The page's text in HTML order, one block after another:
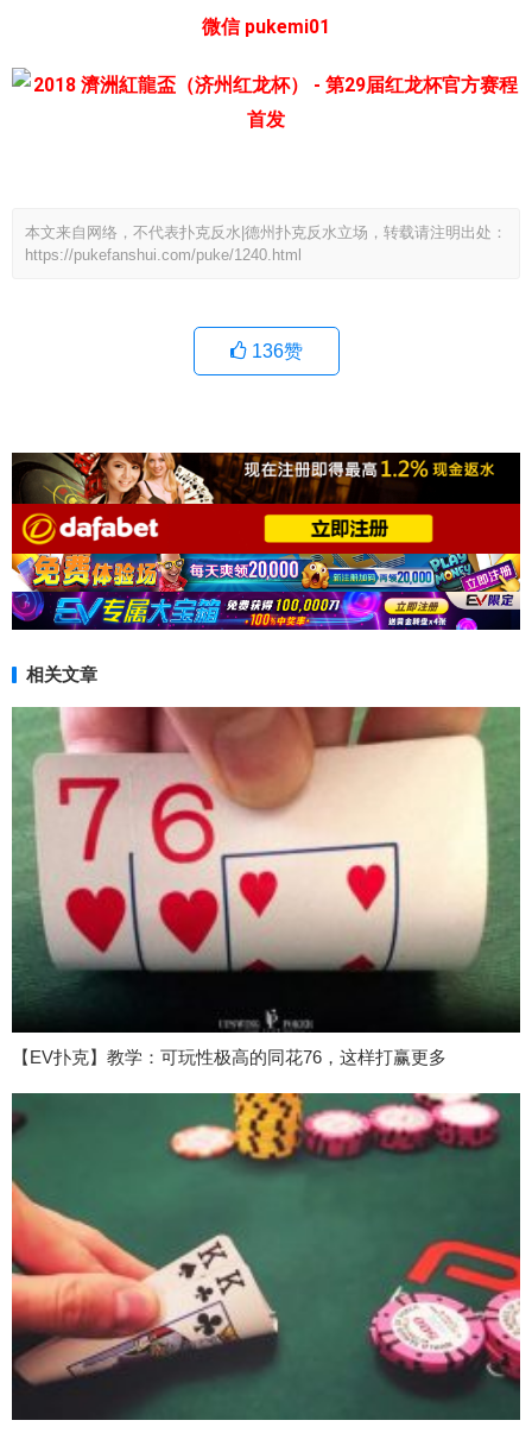
微信 pukemi01
本文来自网络，不代表扑克反水|德州扑克反水立场，转载请注明出处：
https://pukefanshui.com/puke/1240.html
136赞
相关文章
【EV扑克】教学：可玩性极高的同花76，这样打赢更多